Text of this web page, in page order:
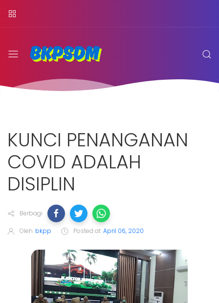
KUNCI PENANGANAN
COVID ADALAH
DISIPLIN
Berbagi
Oleh bkpp Posted at April 06, 2020